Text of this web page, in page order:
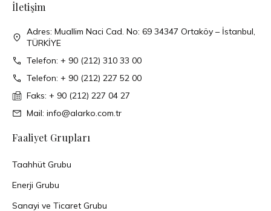
İletişim
Adres: Muallim Naci Cad. No: 69 34347 Ortaköy – İstanbul,
TÜRKİYE
Telefon: + 90 (212) 310 33 00
Telefon: + 90 (212) 227 52 00
Faks: + 90 (212) 227 04 27
Mail: info@alarko.com.tr
Faaliyet Grupları
Taahhüt Grubu
Enerji Grubu
Sanayi ve Ticaret Grubu